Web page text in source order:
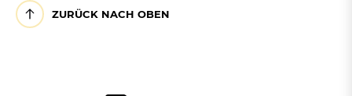
ZURÜCK NACH OBEN